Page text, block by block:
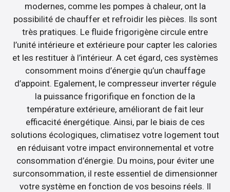
modernes, comme les pompes à chaleur, ont la
possibilité de chauffer et refroidir les pièces. Ils sont
très pratiques. Le fluide frigorigène circule entre
l’unité intérieure et extérieure pour capter les calories
et les restituer à l’intérieur. A cet égard, ces systèmes
consomment moins d’énergie qu’un chauffage
d’appoint. Egalement, le compresseur inverter régule
la puissance frigorifique en fonction de la
température extérieure, améliorant de fait leur
efficacité énergétique. Ainsi, par le biais de ces
solutions écologiques, climatisez votre logement tout
en réduisant votre impact environnemental et votre
consommation d’énergie. Du moins, pour éviter une
surconsommation, il reste essentiel de dimensionner
votre système en fonction de vos besoins réels. Il